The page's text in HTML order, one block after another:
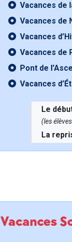
Vacances de
Vacances de
Vacances
Vacances de
Pont de
Vacances
Le
(les
La
Vacances